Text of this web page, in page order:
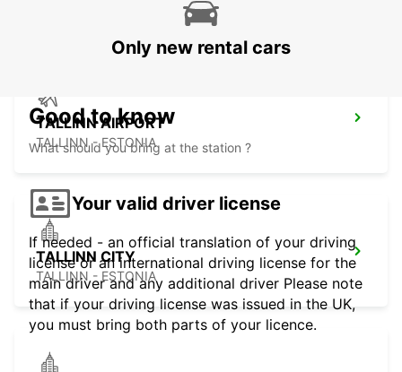
TALLINN AIRPORT
TALLINN - ESTONIA
TALLINN CITY
TALLINN - ESTONIA
Only new rental cars
Good to know
What should you bring at the station ?
Your valid driver license
If needed - an official translation of your driving
license or an international driving license for the
main driver and any additional driver Please note
that if your driving license was issued in the UK,
you must bring both parts of your licence.